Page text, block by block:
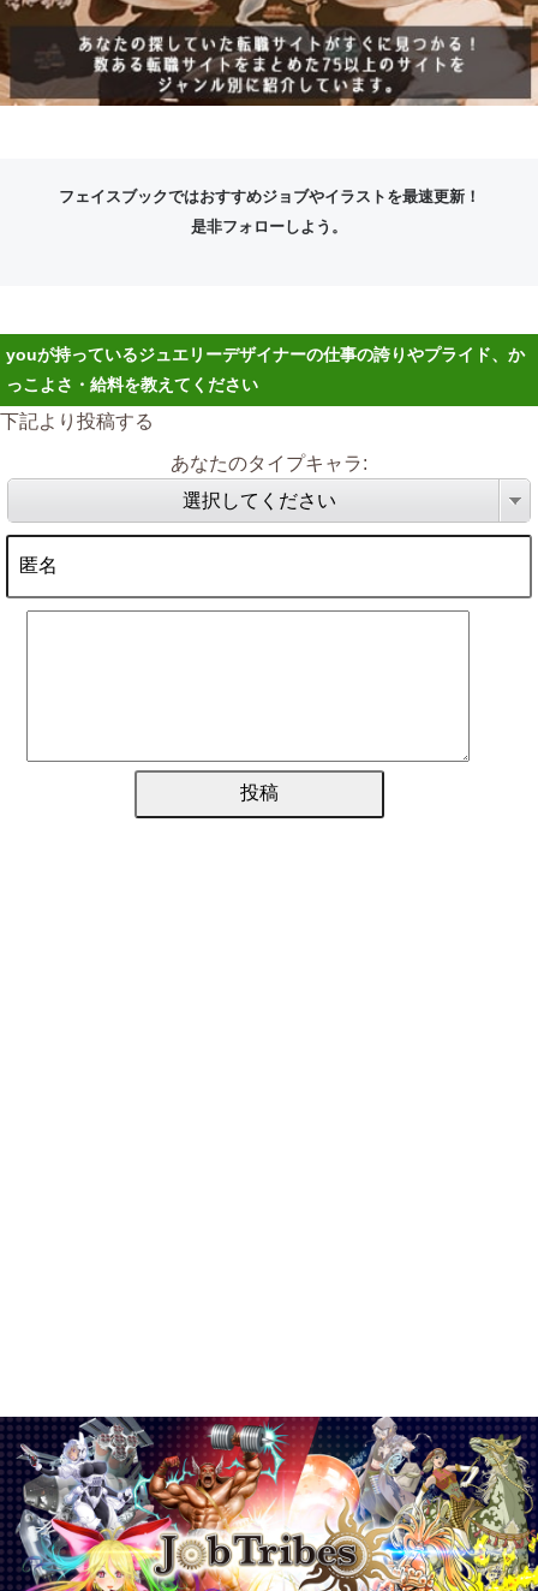
フェイスブックではおすすめジョブやイラストを最速更新！
是非フォローしよう。
youが持っているジュエリーデザイナーの仕事の誇りやプライド、か
っこよさ・給料を教えてください
下記より投稿する
あなたのタイプキャラ:
選択してください